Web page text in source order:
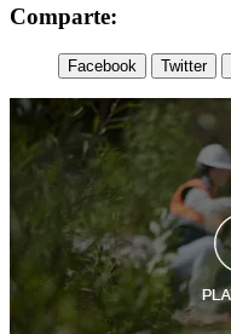
Comparte:
Facebook Twitter